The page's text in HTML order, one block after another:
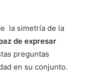
la simetría de la
de expresar
preguntas
en su conjunto.